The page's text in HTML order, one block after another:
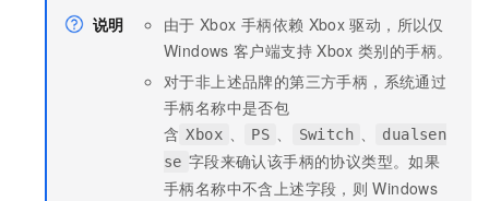
说明 由于 Xbox 手柄依赖 Xbox 驱动，所以仅
Windows 客户端支持 Xbox 类别的手柄。
对于非上述品牌的第三方手柄，系统通过
手柄名称中是否包
含 Xbox PS Switch
dualsen
se 字段来确认该手柄的协议类型。如果
手柄名称中不含上述字段，则 Windows